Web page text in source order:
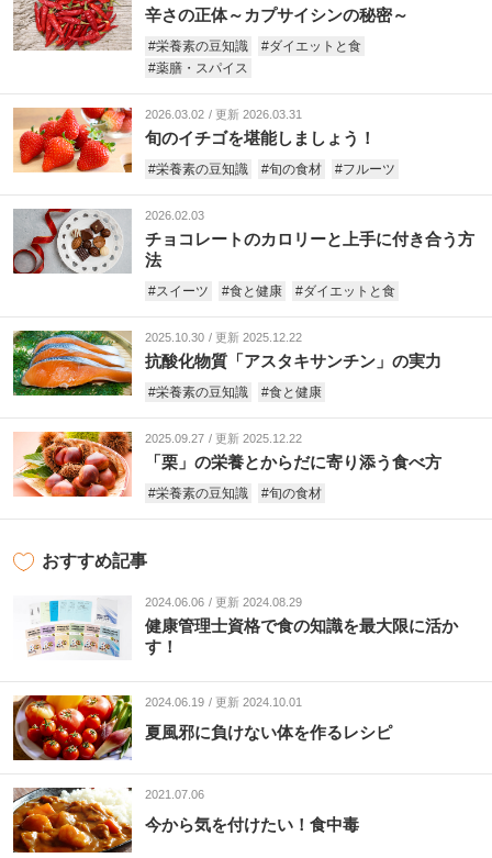
辛さの正体～カプサイシンの秘密～
#栄養素の豆知識
#ダイエットと食
#薬膳・スパイス
旬のイチゴを堪能しましょう！
2026.03.02 更新 2026.03.31
#栄養素の豆知識 #旬の食材 #フルーツ
チョコレートのカロリーと上手に付き合う方
法
2026.02.03
#スイーツ #食と健康 #ダイエットと食
抗酸化物質「アスタキサンチン」の実力
2025.10.30 更新 2025.12.22
#栄養素の豆知識 #食と健康
「栗」の栄養とからだに寄り添う食べ方
2025.09.27 更新 2025.12.22
#栄養素の豆知識 #旬の食材
おすすめ記事
健康管理士資格で食の知識を最大限に活か
す！
2024.06.06 更新 2024.08.29
夏風邪に負けない体を作るレシピ
2024.06.19 更新 2024.10.01
今から気を付けたい！食中毒
2021.07.06